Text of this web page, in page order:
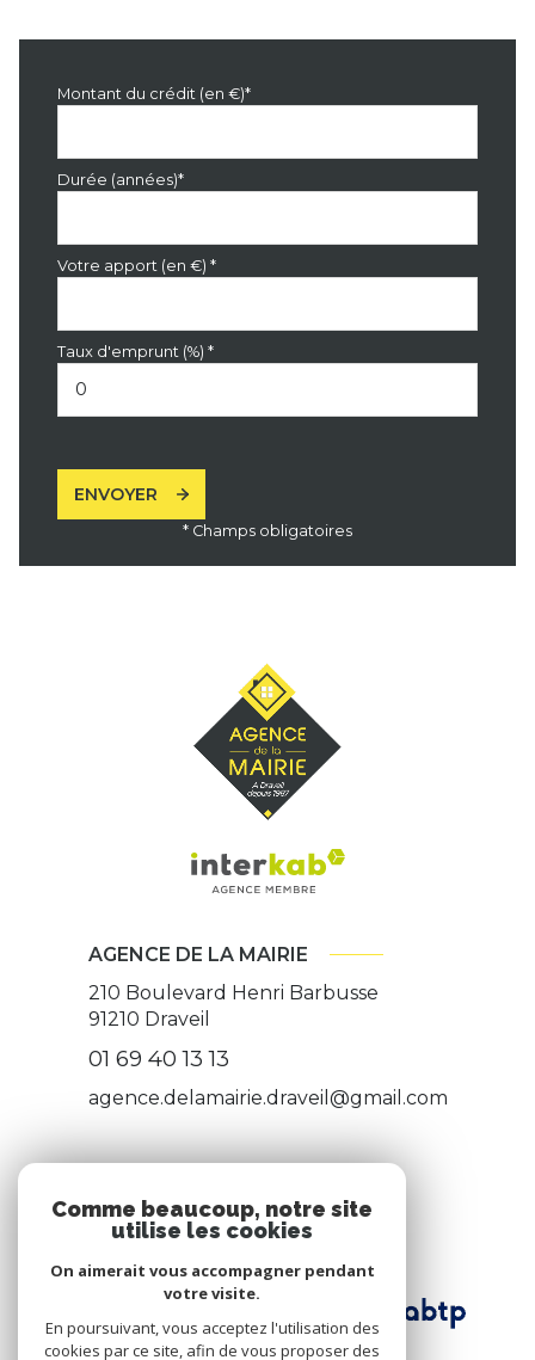
Montant du crédit (en €)*
Durée (années)*
Votre apport (en €) *
Taux d'emprunt (%) *
ENVOYER
* Champs obligatoires
AGENCE DE LA MAIRIE
210 Boulevard Henri Barbusse
91210 Draveil
01 69 40 13 13
agence.delamairie.draveil@gmail.com
Nous adhérons
Comme beaucoup, notre site
utilise les cookies
On aimerait vous accompagner pendant
votre visite.
En poursuivant, vous acceptez l'utilisation des
cookies par ce site, afin de vous proposer des